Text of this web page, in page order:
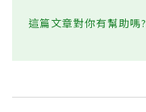
這篇文章對你有幫助嗎?